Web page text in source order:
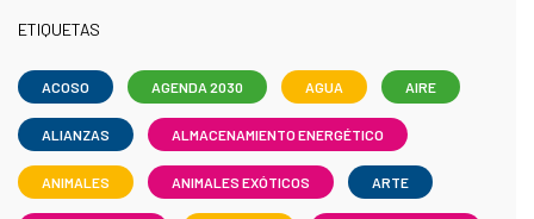
ETIQUETAS
ACOSO AGENDA 2030 AGUA AIRE
ALIANZAS ALMACENAMIENTO ENERGÉTICO
ANIMALES ANIMALES EXÓTICOS ARTE